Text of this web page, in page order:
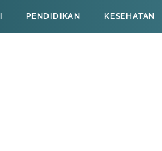
PENDIDIKAN KESEHATAN